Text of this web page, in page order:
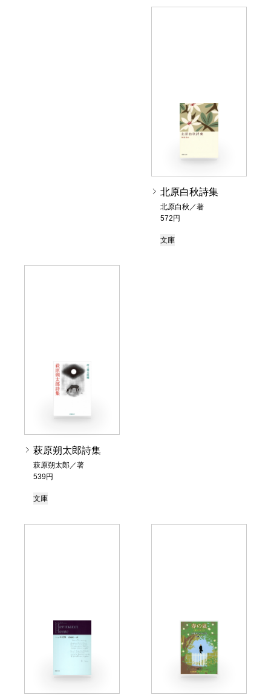
北原白秋詩集
北原白秋／著
572円
文庫
萩原朔太郎詩集
萩原朔太郎／著
539円
文庫